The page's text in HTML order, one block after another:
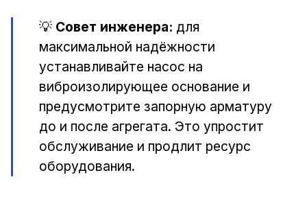
💡 Совет инженера: для
максимальной надёжности
устанавливайте насос на
виброизолирующее основание и
предусмотрите запорную арматуру
до и после агрегата. Это упростит
обслуживание и продлит ресурс
оборудования.